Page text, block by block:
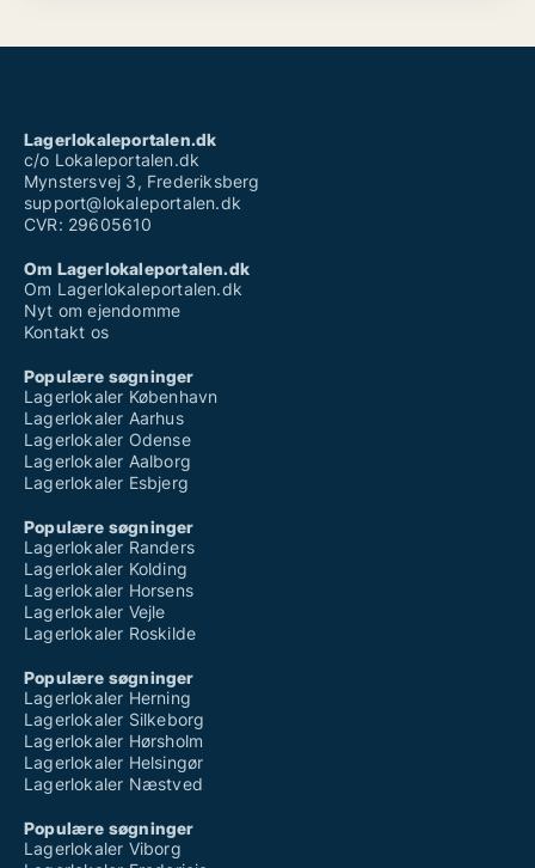
Lagerlokaleportalen.dk
c/o Lokaleportalen.dk
Mynstersvej 3, Frederiksberg
support@lokaleportalen.dk
CVR: 29605610
Om Lagerlokaleportalen.dk
Om Lagerlokaleportalen.dk
Nyt om ejendomme
Kontakt os
Populære søgninger
Lagerlokaler København
Lagerlokaler Aarhus
Lagerlokaler Odense
Lagerlokaler Aalborg
Lagerlokaler Esbjerg
Populære søgninger
Lagerlokaler Randers
Lagerlokaler Kolding
Lagerlokaler Horsens
Lagerlokaler Vejle
Lagerlokaler Roskilde
Populære søgninger
Lagerlokaler Herning
Lagerlokaler Silkeborg
Lagerlokaler Hørsholm
Lagerlokaler Helsingør
Lagerlokaler Næstved
Populære søgninger
Lagerlokaler Viborg